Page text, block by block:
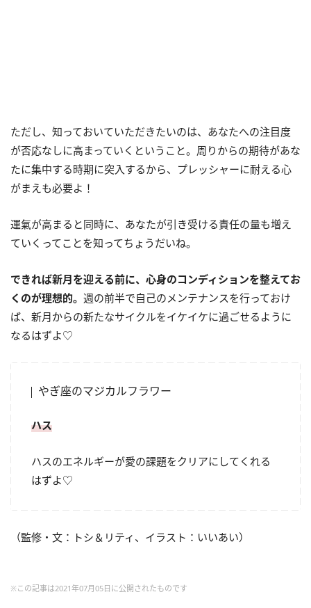
ただし、知っておいていただきたいのは、あなたへの注目度
が否応なしに高まっていくということ。周りからの期待があな
たに集中する時期に突入するから、プレッシャーに耐える心
がまえも必要よ！
運氣が高まると同時に、あなたが引き受ける責任の量も増え
ていくってことを知ってちょうだいね。
できれば新月を迎える前に、心身のコンディションを整えてお
くのが理想的。 週の前半で自己のメンテナンスを行っておけ
ば、新月からの新たなサイクルをイケイケに過ごせるように
なるはずよ♡
やぎ座のマジカルフラワー
ハス
ハスのエネルギーが愛の課題をクリアにしてくれる
はずよ♡
（監修・文：トシ＆リティ、イラスト：いいあい）
※この記事は2021年07月05日に公開されたものです